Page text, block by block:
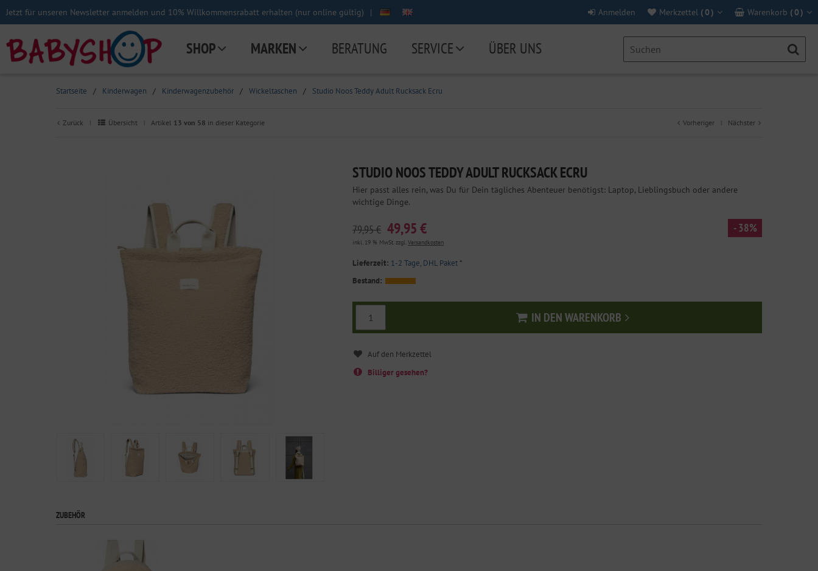
Jetzt für unseren Newsletter anmelden und 10% Willkommensrabatt erhalten (nur online gültig) | Warenkorb (0 )
Merkzettel (0 )
Anmelden
SHOP MARKEN BERATUNG SERVICE ÜBER UNS
Startseite / Kinderwagen / Kinderwagenzubehör / Wickeltaschen / Studio Noos Teddy Adult Rucksack Ecru
Zurück | Übersicht | Artikel 13 von 58 in dieser Kategorie Vorheriger | Nächster
STUDIO NOOS TEDDY ADULT RUCKSACK ECRU
Hier passt alles rein, was Du für Dein tägliches Abenteuer benötigst: Laptop, Lieblingsbuch oder andere
wichtige Dinge.
79,95 € 49,95 € - 38%
inkl. 19 % MwSt. zzgl.Versandkosten
Lieferzeit: 1-2 Tage, DHL Paket*
Bestand:
IN DEN WARENKORB
In den Warenkorb
Billiger gesehen?
ZUBEHÖR